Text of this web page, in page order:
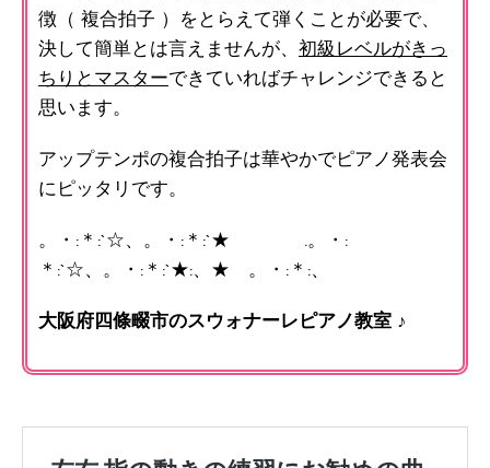
徴（ 複合拍子 ）をとらえて弾くことが必要で、
決して簡単とは言えませんが、 初級レベルがきっ
ちりとマスターできていればチャレンジできると
思います。
アップテンポの複合拍子は華やかでピアノ発表会
にピッタリです。
。・:＊:`☆、。・:＊:`★ .。・:
＊:`☆、。・:＊:`★:、★ 。・:＊:、
大阪府四條畷市のスウォナーレピアノ教室 ♪